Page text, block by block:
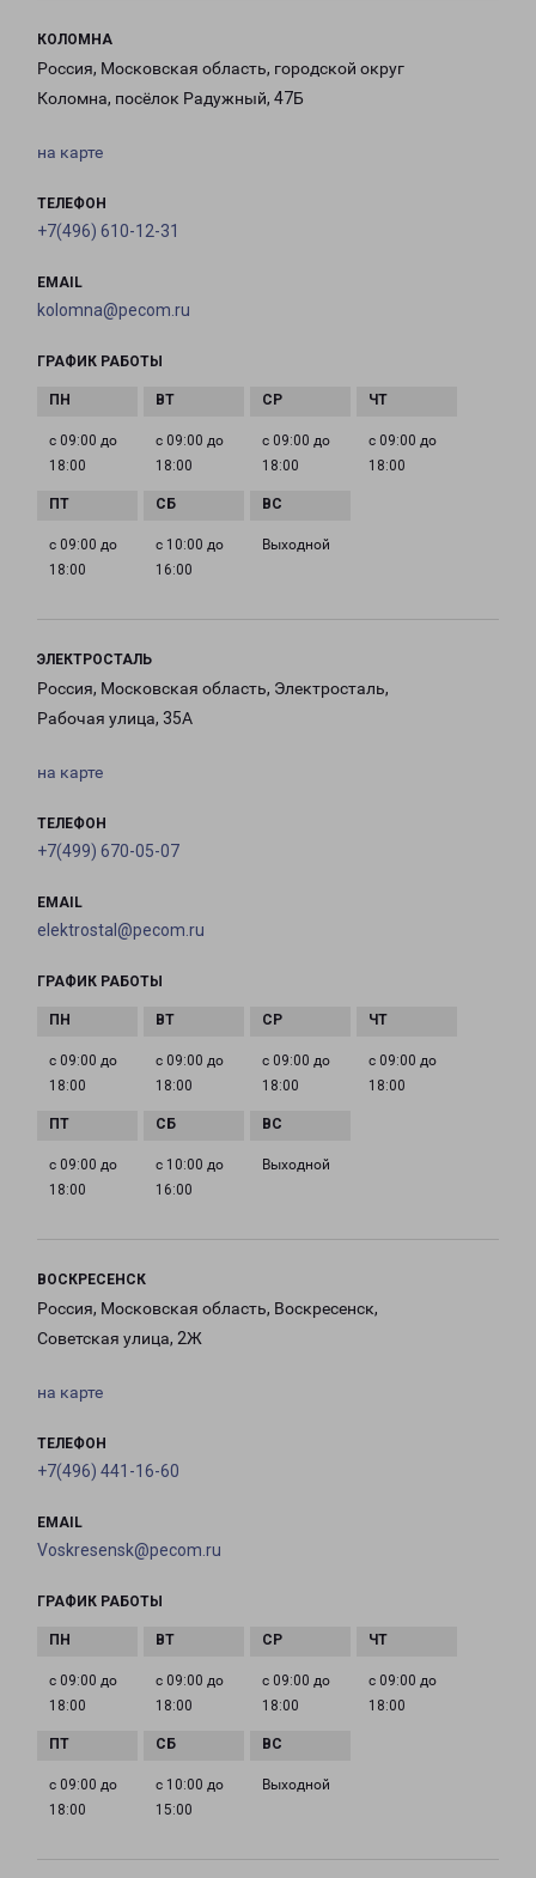
КОЛОМНА
Россия, Московская область, городской округ
Коломна, посёлок Радужный, 47Б
на карте
ТЕЛЕФОН
+7(496) 610-12-31
EMAIL
kolomna@pecom.ru
ГРАФИК РАБОТЫ
с 09:00 до
18:00
с 09:00 до
18:00
с 09:00 до
18:00
с 09:00 до
18:00
с 09:00 до
18:00
с 10:00 до
16:00
Выходной
ЭЛЕКТРОСТАЛЬ
Россия, Московская область, Электросталь,
Рабочая улица, 35А
на карте
ТЕЛЕФОН
+7(499) 670-05-07
EMAIL
elektrostal@pecom.ru
ГРАФИК РАБОТЫ
с 09:00 до
18:00
с 09:00 до
18:00
с 09:00 до
18:00
с 09:00 до
18:00
с 09:00 до
18:00
с 10:00 до
16:00
Выходной
ВОСКРЕСЕНСК
Россия, Московская область, Воскресенск,
Советская улица, 2Ж
на карте
ТЕЛЕФОН
+7(496) 441-16-60
EMAIL
Voskresensk@pecom.ru
ГРАФИК РАБОТЫ
с 09:00 до
18:00
с 09:00 до
18:00
с 09:00 до
18:00
с 09:00 до
18:00
с 09:00 до
18:00
с 10:00 до
15:00
Выходной